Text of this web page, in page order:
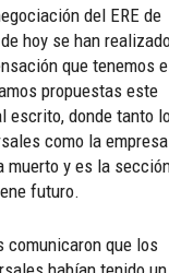
del ERE de
hoy se han
que tenemos
propuestas este
escrito, donde tanto
como la empresa
muerto y es la
futuro.
comunicaron que los